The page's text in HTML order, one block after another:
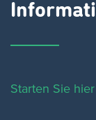
Starten Sie